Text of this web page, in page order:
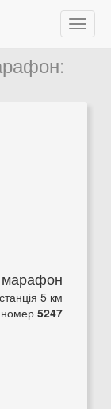
:
марафон
5 км
5247